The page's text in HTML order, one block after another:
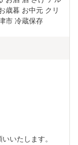
歳暮 お中元 クリ
市 冷蔵保存
いたします。